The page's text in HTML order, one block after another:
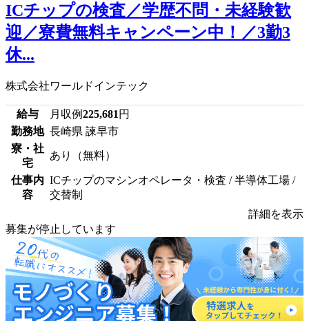
ICチップの検査／学歴不問・未経験歓
迎／寮費無料キャンペーン中！／3勤3
休...
株式会社ワールドインテック
給与 月収例225,681 円
勤務地 長崎県 諫早市
寮・社
宅
あり（無料）
仕事内
容
ICチップのマシンオペレータ・検査 / 半導体工場 /
交替制
詳細を表示
募集が停止しています